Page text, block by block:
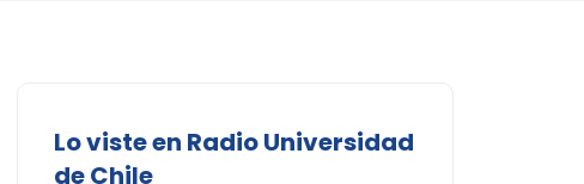
Lo viste en Radio Universidad
de Chile